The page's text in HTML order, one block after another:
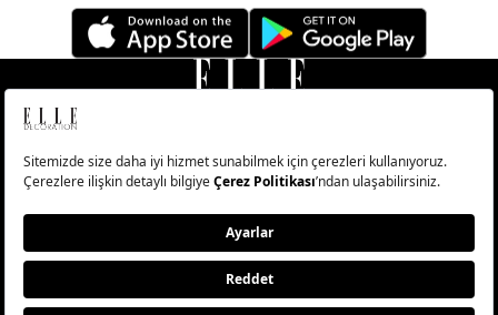
© Big Medya Teknoloji A.Ş. Altunizade Mahallesi Kuşbakışı
Caddesi No:27/1 Üsküdar/İstanbul
Aydınlatma Metni
Copyright © 2026 - Tüm Hakları Saklıdır.